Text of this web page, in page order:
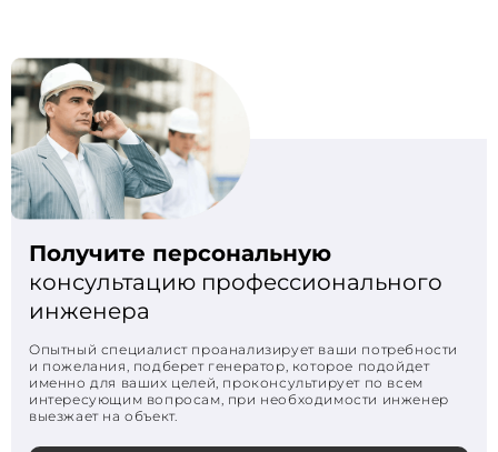
Получите персональную
консультацию профессионального
инженера
Опытный специалист проанализирует ваши потребности
и пожелания, подберет генератор, которое подойдет
именно для ваших целей, проконсультирует по всем
интересующим вопросам, при необходимости инженер
выезжает на объект.